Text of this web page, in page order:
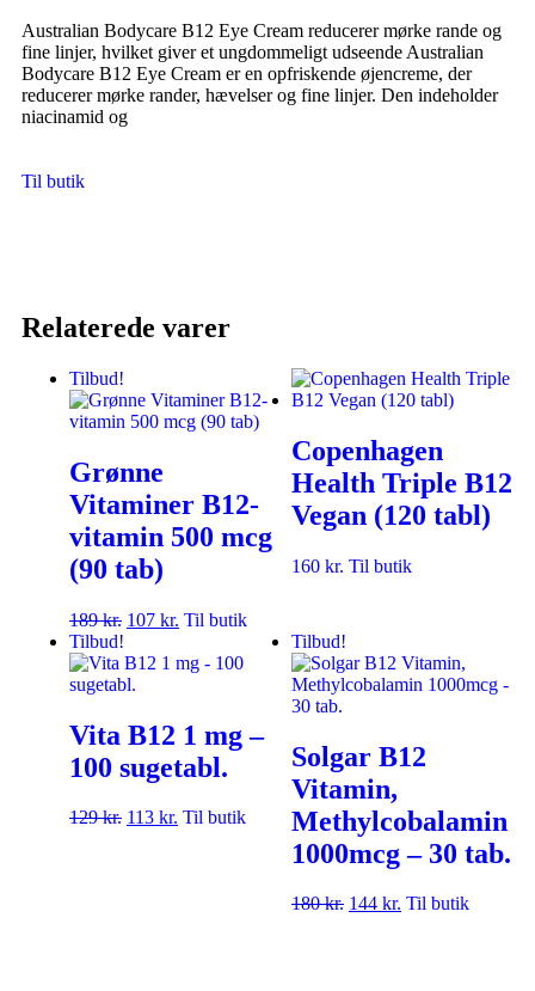
Australian Bodycare B12 Eye Cream reducerer mørke rande og
fine linjer, hvilket giver et ungdommeligt udseende Australian
Bodycare B12 Eye Cream er en opfriskende øjencreme, der
reducerer mørke rander, hævelser og fine linjer. Den indeholder
niacinamid og
Til butik
Relaterede varer
Tilbud!
Grønne
Vitaminer B12-
vitamin 500 mcg
(90 tab)
189kr. 107 kr. Til butik
Copenhagen
Health Triple B12
Vegan (120 tabl)
160 kr. Til butik
Tilbud!
Vita B12 1 mg –
100 sugetabl.
129kr. 113 kr. Til butik
Tilbud!
Solgar B12
Vitamin,
Methylcobalamin
1000mcg – 30 tab.
180kr. 144 kr. Til butik